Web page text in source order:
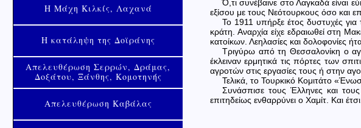
Η Μάχη Κιλκίς, Λαχανά
Η κατάληψη της Δοϊράνης
Απελευθέρωση Σερρών, Δράμας,
Δοξάτου, Ξάνθης, Κομοτηνής
Απελευθέρωση Καβάλας
Ό,τι συνέβαινε στο Λαγκαδά είναι
εξίσου με τους Νεότουρκους όσο και
Το 1911 υπήρξε έτος δυστυχές για
κράτη. Αναρχία είχε εδραιωθεί στη
κατοίκων. Λεηλασίες και δολοφονίες
Τριγύρω από τη Θεσσαλονίκη ο
έκλειναν ερμητικά τις πόρτες των
αγροτών στις εργασίες τους ή στην
Τελικά, το Τουρκικό Κομιτάτο
Συνάσπισε τους Έλληνες και
επιτηδείως ενθαρρύνει ο Χαμίτ. Και